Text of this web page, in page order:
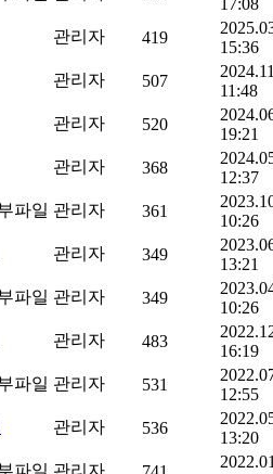
관리자 419
15:36
관리자 507
11:48
관리자 520
19:21
관리자 368
12:37
관리자 361
10:26
관리자 349
13:21
관리자 349
10:26
관리자 483
16:19
관리자 531
12:55
관리자 536
13:20
관리자